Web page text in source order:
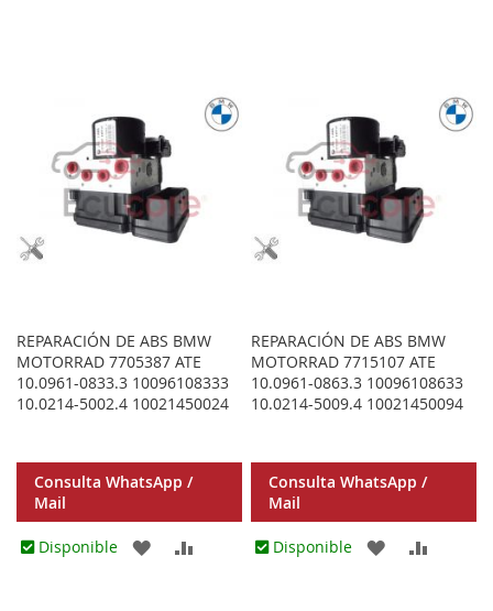
REPARACIÓN DE ABS BMW
MOTORRAD 7705387 ATE
10.0961-0833.3 10096108333
10.0214-5002.4 10021450024
Consulta WhatsApp /
Mail
Disponible
AGREGAR
REPARACIÓN DE ABS BMW
MOTORRAD 7715107 ATE
10.0961-0863.3 10096108633
10.0214-5009.4 10021450094
Consulta WhatsApp /
Mail
Disponible
AGREGAR